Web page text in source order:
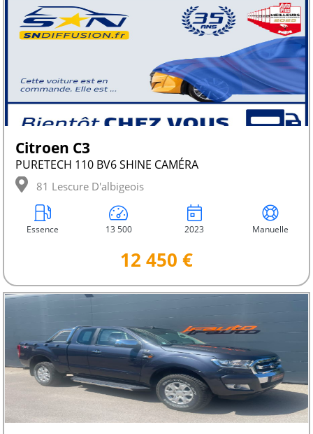
Citroen C3
PURETECH 110 BV6 SHINE CAMÉRA
81 Lescure D'albigeois
Essence 13 500 2023 Manuelle
12 450 €